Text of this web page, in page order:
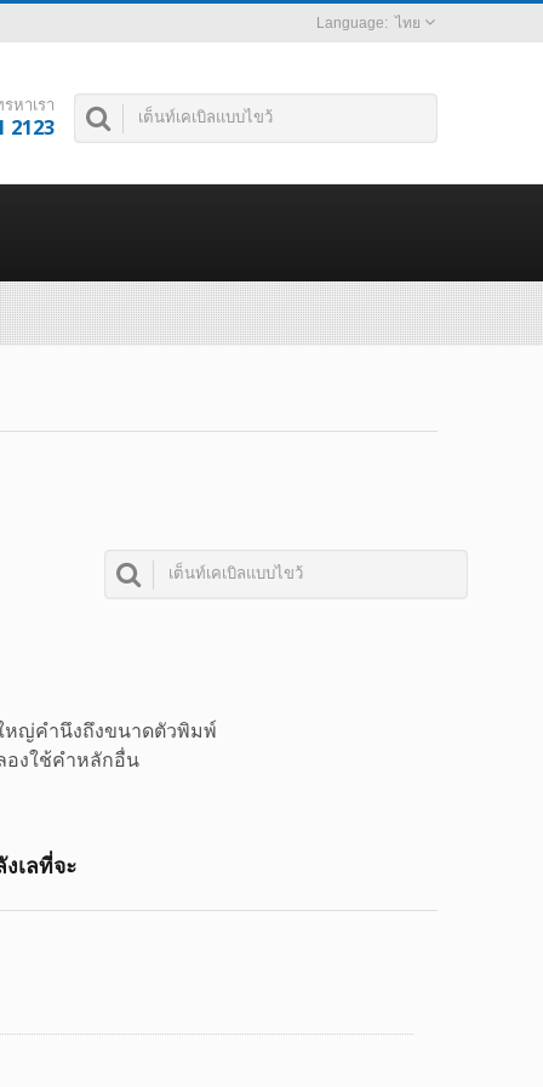
ไทย
หาเรา
2123
หญ่คำนึงถึงขนาดตัวพิมพ์
องใช้คำหลักอื่น
เลที่จะ